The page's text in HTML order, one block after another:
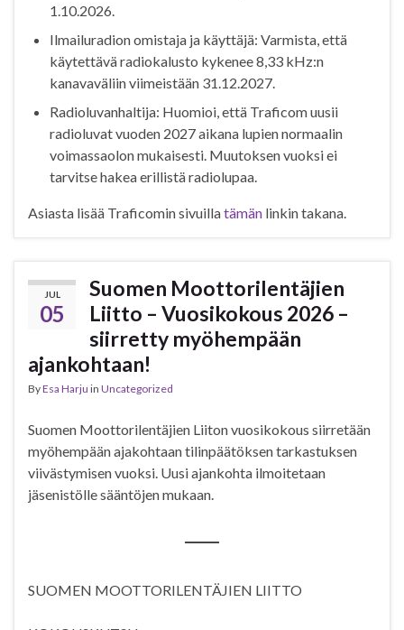
1.10.2026.
Ilmailuradion omistaja ja käyttäjä: Varmista, että
käytettävä radiokalusto kykenee 8,33 kHz:n
kanavaväliin viimeistään 31.12.2027.
Radioluvanhaltija: Huomioi, että Traficom uusii
radioluvat vuoden 2027 aikana lupien normaalin
voimassaolon mukaisesti. Muutoksen vuoksi ei
tarvitse hakea erillistä radiolupaa.
Asiasta lisää Traficomin sivuillatämän linkin takana.
JUL
05
Suomen Moottorilentäjien
Liitto – Vuosikokous 2026 –
siirretty myöhempään
ajankohtaan!
ByEsa Harju in Uncategorized
Suomen Moottorilentäjien Liiton vuosikokous siirretään
myöhempään ajakohtaan tilinpäätöksen tarkastuksen
viivästymisen vuoksi. Uusi ajankohta ilmoitetaan
jäsenistölle sääntöjen mukaan.
SUOMEN MOOTTORILENTÄJIEN LIITTO